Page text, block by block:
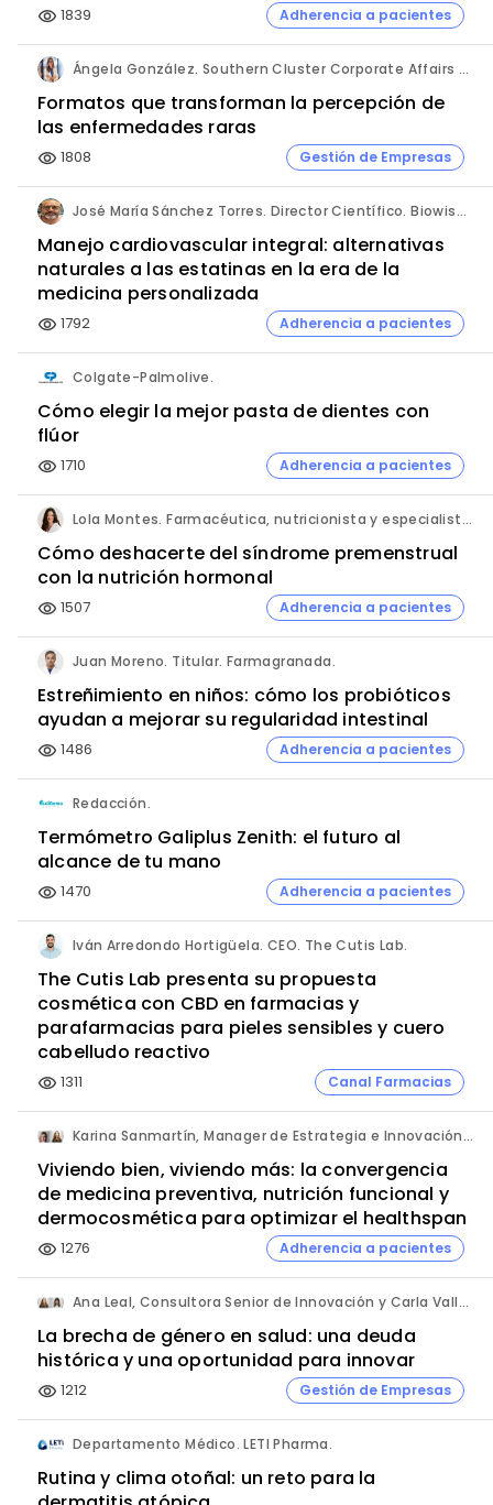
visibility 1839 Adherencia a pacientes
Ángela González. Southern Cluster Corporate Affairs & Patient Partnership Director. Kyowa Kirin.
Formatos que transforman la percepción de
las enfermedades raras
visibility 1808 Gestión de Empresas
José María Sánchez Torres. Director Científico. Biowise Pharmaceuticals.
Manejo cardiovascular integral: alternativas
naturales a las estatinas en la era de la
medicina personalizada
visibility 1792 Adherencia a pacientes
Colgate-Palmolive.
Cómo elegir la mejor pasta de dientes con
flúor
visibility 1710 Adherencia a pacientes
Lola Montes. Farmacéutica, nutricionista y especialista en salud hormonal y de la mujer.
Cómo deshacerte del síndrome premenstrual
con la nutrición hormonal
visibility 1507 Adherencia a pacientes
Juan Moreno. Titular. Farmagranada.
Estreñimiento en niños: cómo los probióticos
ayudan a mejorar su regularidad intestinal
visibility 1486 Adherencia a pacientes
Redacción.
Termómetro Galiplus Zenith: el futuro al
alcance de tu mano
visibility 1470 Adherencia a pacientes
Iván Arredondo Hortigüela. CEO. The Cutis Lab.
The Cutis Lab presenta su propuesta
cosmética con CBD en farmacias y
parafarmacias para pieles sensibles y cuero
cabelludo reactivo
visibility 1311 Canal Farmacias
Karina Sanmartín, Manager de Estrategia e Innovación y Ana Leal, Consultora Senior de Innovación. ANIMA.
Viviendo bien, viviendo más: la convergencia
de medicina preventiva, nutrición funcional y
dermocosmética para optimizar el healthspan
visibility 1276 Adherencia a pacientes
Ana Leal, Consultora Senior de Innovación y Carla Vallès, Manager. ANIMA.
La brecha de género en salud: una deuda
histórica y una oportunidad para innovar
visibility 1212 Gestión de Empresas
Departamento Médico. LETI Pharma.
Rutina y clima otoñal: un reto para la